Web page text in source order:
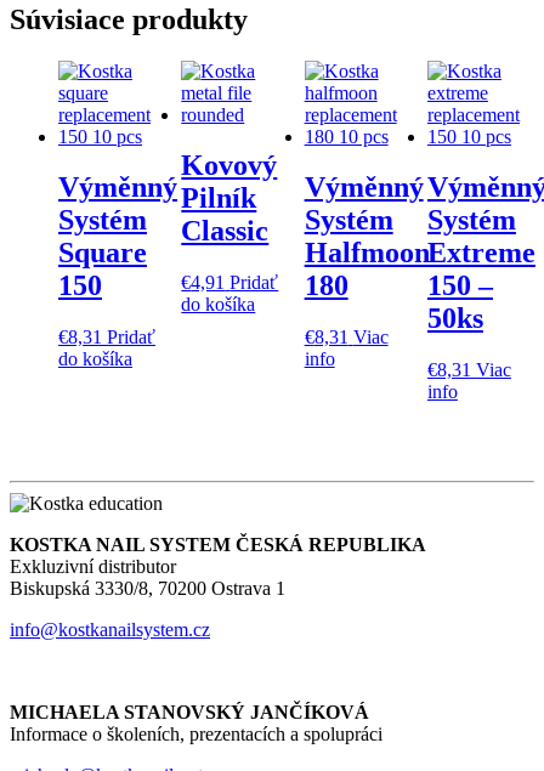
Súvisiace produkty
Výměnný
Systém
Square
150
€8,31 Pridať
do košíka
Kovový
Pilník
Classic
€4,91 Pridať
do košíka
Výměnný
Systém
Halfmoon
180
€8,31 Viac
info
Systém
Extreme
150 –
50ks
€8,31 Viac
info
KOSTKA NAIL SYSTEM ČESKÁ REPUBLIKA
Exkluzivní distributor
Biskupská 3330/8, 70200 Ostrava 1
info@kostkanailsystem.cz
MICHAELA STANOVSKÝ JANČÍKOVÁ
Informace o školeních, prezentacích a spolupráci